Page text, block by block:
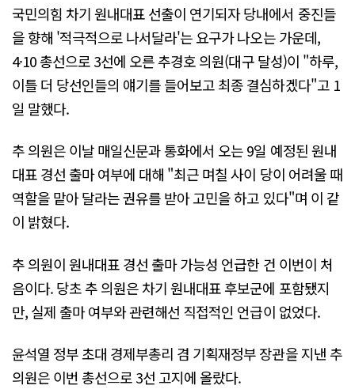
국민의힘 차기 원내대표 선출이 연기되자 당내에서 중진들
을 향해 '적극적으로 나서달라'는 요구가 나오는 가운데,
4·10 총선으로 3선에 오른 추경호 의원(대구 달성)이 "하루,
이틀 더 당선인들의 얘기를 들어보고 최종 결심하겠다"고 1
일 말했다.
추 의원은 이날 매일신문과 통화에서 오는 9일 예정된 원내
대표 경선 출마 여부에 대해 "최근 며칠 사이 당이 어려울 때
역할을 맡아 달라는 권유를 받아 고민을 하고 있다"며 이 같
이 밝혔다.
추 의원이 원내대표 경선 출마 가능성 언급한 건 이번이 처
음이다. 당초 추 의원은 차기 원내대표 후보군에 포함됐지
만, 실제 출마 여부와 관련해선 직접적인 언급이 없었다.
윤석열 정부 초대 경제부총리 겸 기획재정부 장관을 지낸 추
의원은 이번 총선으로 3선 고지에 올랐다.